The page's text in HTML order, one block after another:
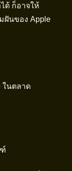
ด้ ก็อาจให้
ฝันของ Apple
ในตลาด